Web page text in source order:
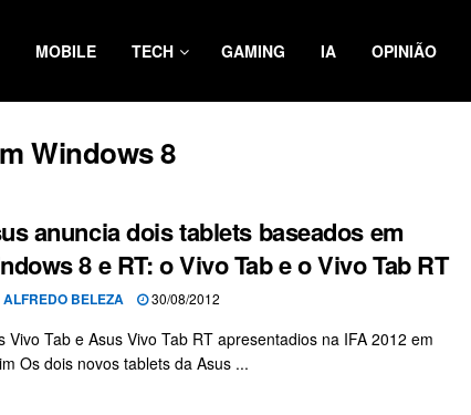
MOBILE TECH GAMING IA OPINIÃO
Windows 8
anuncia dois tablets baseados em
8 e RT: o Vivo Tab e o Vivo Tab RT
ALFREDO BELEZA 30/08/2012
Vivo Tab e Asus Vivo Tab RT apresentadios na IFA 2012 em
Os dois novos tablets da Asus ...